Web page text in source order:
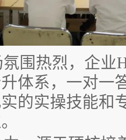
围热烈，企业
体系，一对一
的实操技能和